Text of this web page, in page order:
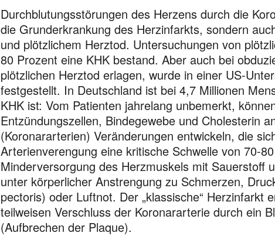
Durchblutungsstörungen des Herzens durch die
die Grunderkrankung des Herzinfarkts, sondern
und plötzlichem Herztod. Untersuchungen von
80 Prozent eine KHK bestand. Aber auch bei
plötzlichen Herztod erlagen, wurde in einer US-
festgestellt. In Deutschland ist bei 4,7 Millionen
KHK ist: Vom Patienten jahrelang unbemerkt,
Entzündungszellen, Bindegewebe und Cholesterin
(Koronararterien) Veränderungen entwickeln, die
Arterienverengung eine kritische Schwelle von 70-
Minderversorgung des Herzmuskels mit Sauerstoff
unter körperlicher Anstrengung zu Schmerzen,
pectoris) oder Luftnot. Der „klassische“ Herzinfarkt
teilweisen Verschluss der Koronararterie durch ein
(Aufbrechen der Plaque).